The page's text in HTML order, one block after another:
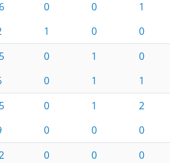
0 0 1
1 0 0
0 1 0
0 1 1
0 1 2
0 0 0
0 0 0